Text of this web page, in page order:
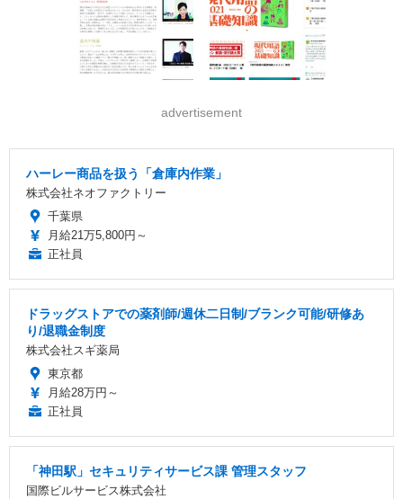
advertisement
ハーレー商品を扱う「倉庫内作業」
株式会社ネオファクトリー
千葉県
月給21万5,800円～
正社員
ドラッグストアでの薬剤師/週休二日制/ブランク可能/研修あ
り/退職金制度
株式会社スギ薬局
東京都
月給28万円～
正社員
「神田駅」セキュリティサービス課 管理スタッフ
国際ビルサービス株式会社